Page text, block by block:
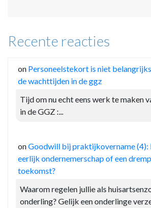
Recente reacties
on Personeelstekort is niet
de wachttijden in de ggz
Tijd om nu echt eens werk te maken
in de GGZ :...
onGoodwill bij praktijkovername (4):
eerlijk ondernemerschap of een
toekomst?
Waarom regelen jullie als
onderling? Gelijk een onderlinge